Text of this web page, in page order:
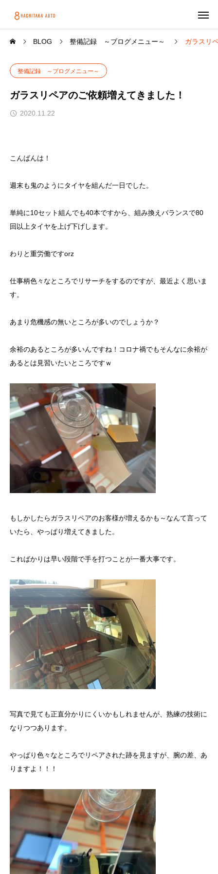
BLOG 整備記録 ～ブログメニュー～ ガラスリ
整備記録 ～ブログメニュー～
ガラスリペアのご依頼増えてきました！
2020.11.22
こんばんは！
週末も鬼のようにタイヤを組んだ一日でした。
単純に10セット組んでも40本ですから、組み換えバランスで80
回以上タイヤを上げ下げします。
わりと重労働ですorz
仕事柄色々なところでリサーチをするのですが、最近よく思いま
す。
あまり危機感の無いところが多いのでしょうか？
余裕のあるところが多いんですね！コロナ禍でもそんなに余裕が
あるとは見習いたいところですｗ
もしかしたらガラスリペアのお客様が増えるかも～なんて言って
いたら、やっぱり増えてきました。
こればかりは早い段階で手を打つことが一番大事です。
写真で見ても正直分かりにくいかもしれませんが、熟練の技術に
なりつつあります。
やっぱり色々なところでリペアされた跡を見ますが、腕の差、あ
りますよ！！！